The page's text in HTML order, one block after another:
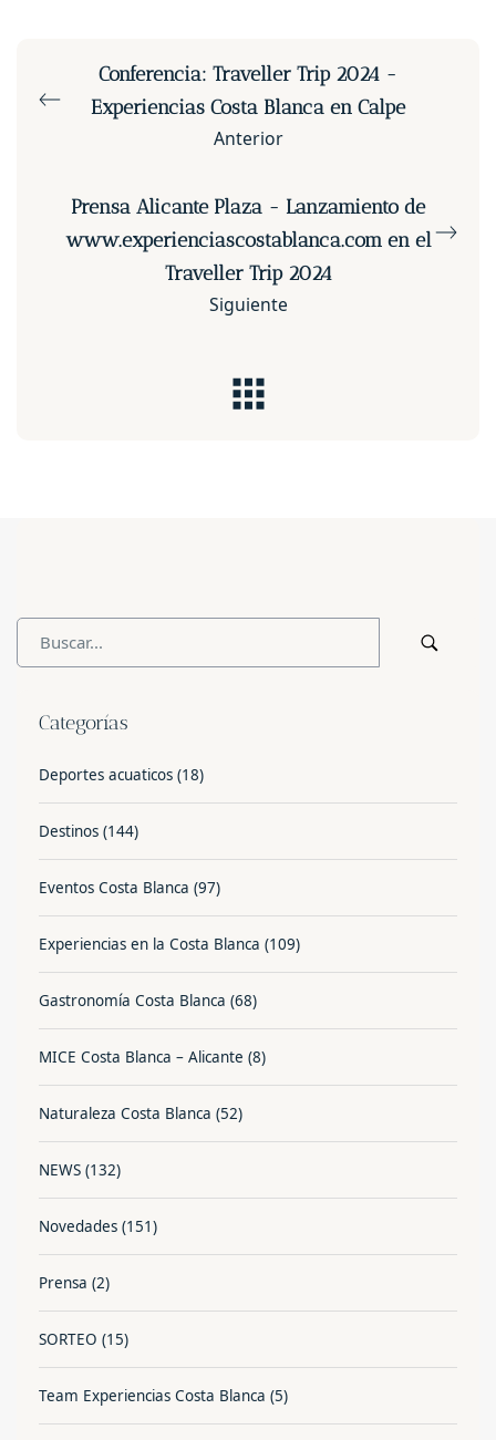
Conferencia: Traveller Trip 2024 -
Experiencias Costa Blanca en Calpe
Anterior
Prensa Alicante Plaza - Lanzamiento de
www.experienciascostablanca.com en el
Traveller Trip 2024
Siguiente
Categorías
Deportes acuaticos (18)
Destinos (144)
Eventos Costa Blanca (97)
Experiencias en la Costa Blanca (109)
Gastronomía Costa Blanca (68)
MICE Costa Blanca – Alicante (8)
Naturaleza Costa Blanca (52)
NEWS (132)
Novedades (151)
Prensa (2)
SORTEO (15)
Team Experiencias Costa Blanca (5)